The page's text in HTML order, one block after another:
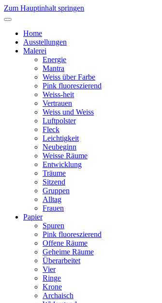
Zum Hauptinhalt springen
Home
Ausstellungen
Malerei
Energie
Mantra
Weiss über Farbe
Pink fluoreszierend
Weiss-heit
Vertrauen
Weiss und Weiss
Luftpolster
Fleck
Leichtigkeit
Neubeginn
Weisse Räume
Entwicklung
Träume
Sitzend
Gruppen
Alltag
Frauen
Papier
Spuren
Pink fluoreszierend
Offene Räume
Geheime Räume
Überarbeitet
Vier
Ringe
Krone
Archaisch